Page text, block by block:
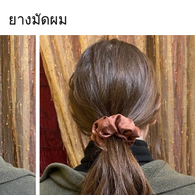
ยางมัดผม